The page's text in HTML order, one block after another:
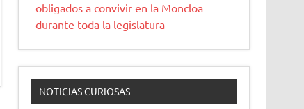
obligados a convivir en la Moncloa
durante toda la legislatura
NOTICIAS CURIOSAS